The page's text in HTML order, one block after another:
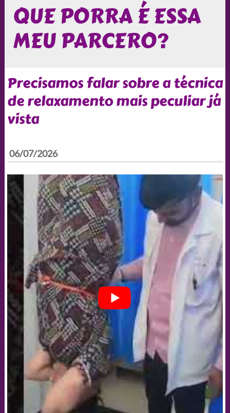
QUE PORRA É ESSA
MEU PARCERO?
Precisamos falar sobre a técnica
de relaxamento mais peculiar já
vista
06/07/2026